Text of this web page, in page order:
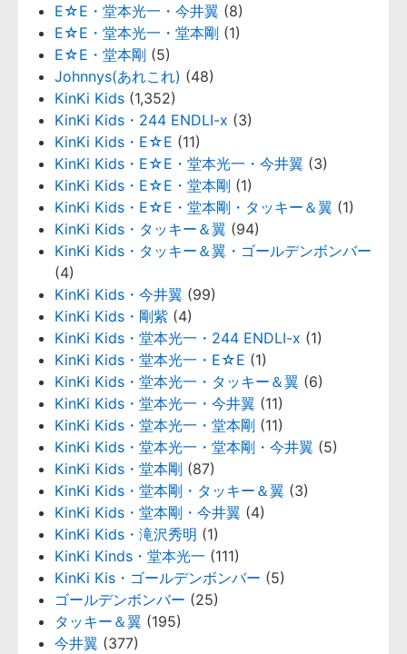
E☆E・堂本光一・今井翼 (8)
E☆E・堂本光一・堂本剛 (1)
E☆E・堂本剛 (5)
Johnnys(あれこれ) (48)
KinKi Kids (1,352)
KinKi Kids・244 ENDLI-x (3)
KinKi Kids・E☆E (11)
KinKi Kids・E☆E・堂本光一・今井翼 (3)
KinKi Kids・E☆E・堂本剛 (1)
KinKi Kids・E☆E・堂本剛・タッキー＆翼 (1)
KinKi Kids・タッキー＆翼 (94)
KinKi Kids・タッキー＆翼・ゴールデンボンバー
(4)
KinKi Kids・今井翼 (99)
KinKi Kids・剛紫 (4)
KinKi Kids・堂本光一・244 ENDLI-x (1)
KinKi Kids・堂本光一・E☆E (1)
KinKi Kids・堂本光一・タッキー＆翼 (6)
KinKi Kids・堂本光一・今井翼 (11)
KinKi Kids・堂本光一・堂本剛 (11)
KinKi Kids・堂本光一・堂本剛・今井翼 (5)
KinKi Kids・堂本剛 (87)
KinKi Kids・堂本剛・タッキー＆翼 (3)
KinKi Kids・堂本剛・今井翼 (4)
KinKi Kids・滝沢秀明 (1)
KinKi Kinds・堂本光一 (111)
KinKi Kis・ゴールデンボンバー (5)
ゴールデンボンバー (25)
タッキー＆翼 (195)
今井翼 (377)